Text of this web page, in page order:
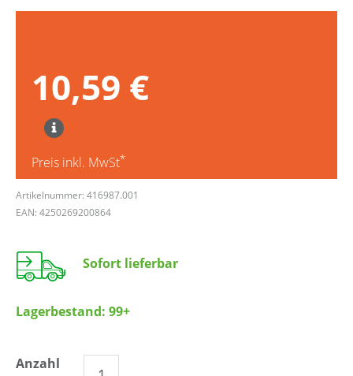
10,59 €
Preis inkl. MwSt*
Artikelnummer: 416987.001
EAN: 4250269200864
Sofort lieferbar
Lagerbestand: 99+
Anzahl